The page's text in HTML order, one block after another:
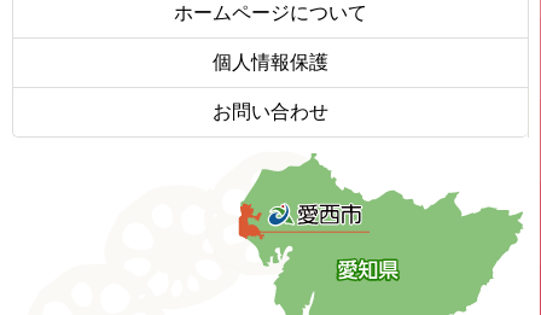
ホームページについて
個人情報保護
お問い合わせ